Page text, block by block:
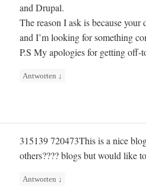
and Drupal.
The reason I ask is because
and I’m looking for something
P.S My apologies for getting off-
Antworten ↓
315139 720473This is a nice
others???? blogs but would like
Antworten ↓